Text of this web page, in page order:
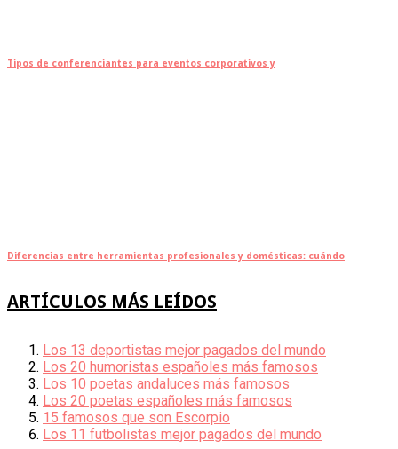
Tipos de conferenciantes para eventos corporativos y
Diferencias entre herramientas profesionales y domésticas: cuándo
ARTÍCULOS MÁS LEÍDOS
Los 13 deportistas mejor pagados del mundo
Los 20 humoristas españoles más famosos
Los 10 poetas andaluces más famosos
Los 20 poetas españoles más famosos
15 famosos que son Escorpio
Los 11 futbolistas mejor pagados del mundo